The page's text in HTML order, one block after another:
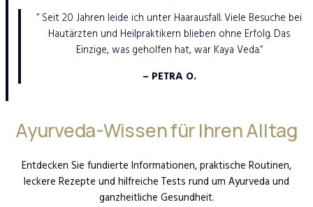
“ Seit 20 Jahren leide ich unter Haarausfall. Viele Besuche bei
Hautärzten und Heilpraktikern blieben ohne Erfolg. Das
Einzige, was geholfen hat, war Kaya Veda.“
– PETRA O.
Ayurveda-Wissen für Ihren Alltag
Entdecken Sie fundierte Informationen, praktische Routinen,
leckere Rezepte und hilfreiche Tests rund um Ayurveda und
ganzheitliche Gesundheit.